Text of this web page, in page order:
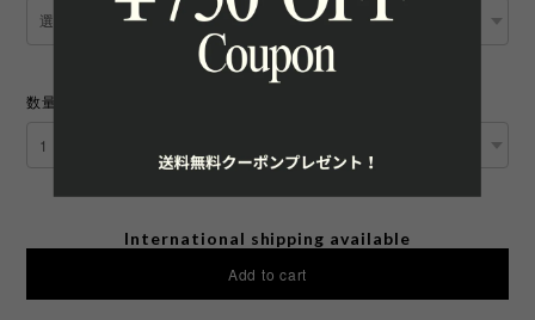
数量
International shipping available
Add to cart